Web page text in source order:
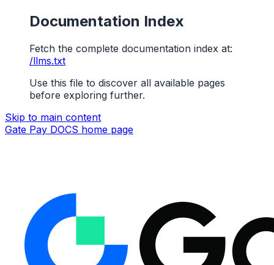
Documentation Index
Fetch the complete documentation index at:
/llms.txt
Use this file to discover all available pages
before exploring further.
Skip to main content
Gate Pay DOCS home page